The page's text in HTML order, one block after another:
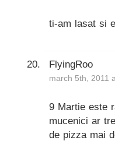
ti-am lasat si
FlyingRoo
march 5th, 2011
9 Martie este
mucenici ar
de pizza mai